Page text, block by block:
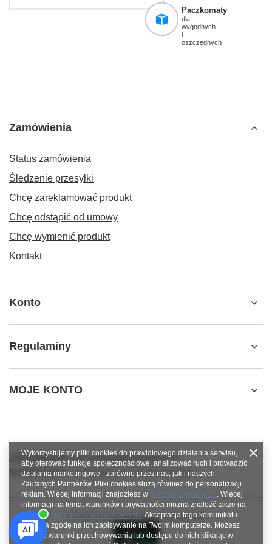
Paczkomaty
dla
wygodnych
i
oszczędnych
Zamówienia
Status zamówienia
Śledzenie przesyłki
Chcę zareklamować produkt
Chcę odstąpić od umowy
Chcę wymienić produkt
Kontakt
Konto
Regulaminy
MOJE KONTO
+48784966809
info.robotshops@gmail.com
SUPERROBOT,ul. Parkowa 27,64-117Gołanice
W sklepie prezentujemy ceny brutto (z VAT).
Wykorzystujemy pliki cookies do prawidłowego działania serwisu,
aby oferować funkcje społecznościowe, analizować ruch i prowadzić
działania marketingowe - zarówno przez nas, jak i naszych
Zaufanych Partnerów. Pliki cookies służą również do personalizacji
reklam. Więcej informacji znajdziesz w polityce prywatności. Więcej
informacji na temat warunków i prywatności można znaleźć także na
stronie Prywatność i warunki Google. Akceptacja tego komunikatu
oznacza zgodę na ich zapisywanie na Twoim komputerze. Możesz
określić warunki przechowywania lub dostępu do nich klikając w